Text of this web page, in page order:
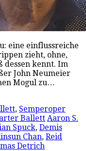
eine einflussreiche
zieht, ohne,
dessen kennt. Im
John Neumeier
Mogul zu…
, Semperoper
Ballett Aaron S.
Spuck, Demis
Chan, Reid
Detrich